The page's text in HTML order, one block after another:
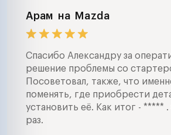
Арам на Mazda
Спасибо Александру за
решение проблемы со
Посоветовал, также, что
поменять, где приобрести
установить её. Как итог - *****
раз.